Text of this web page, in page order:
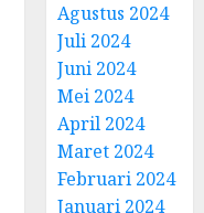
Agustus 2024
Juli 2024
Juni 2024
Mei 2024
April 2024
Maret 2024
Februari 2024
Januari 2024